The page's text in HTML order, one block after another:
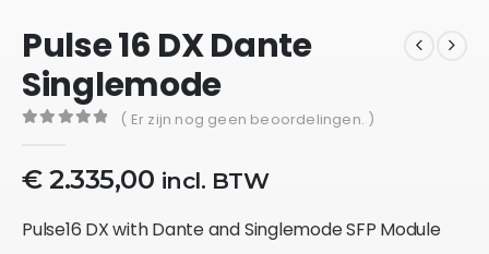
Pulse 16 DX Dante
Singlemode
( Er zijn nog geen beoordelingen. )
€2.335,00 incl. BTW
Pulse16 DX with Dante and Singlemode SFP Module